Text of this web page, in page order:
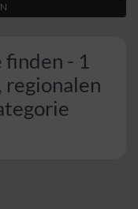
- 1
regionalen